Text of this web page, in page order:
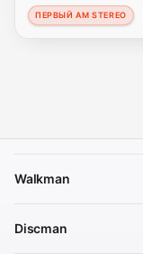
ПЕРВЫЙ AM STEREO
Walkman
Discman